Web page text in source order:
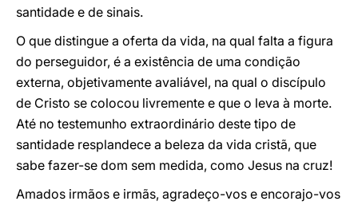
santidade e de sinais.
O que distingue a oferta da vida, na qual falta a figura
do perseguidor, é a existência de uma condição
externa, objetivamente avaliável, na qual o discípulo
de Cristo se colocou livremente e que o leva à morte.
Até no testemunho extraordinário deste tipo de
santidade resplandece a beleza da vida cristã, que
sabe fazer-se dom sem medida, como Jesus na cruz!
Amados irmãos e irmãs, agradeço-vos e encorajo-vos